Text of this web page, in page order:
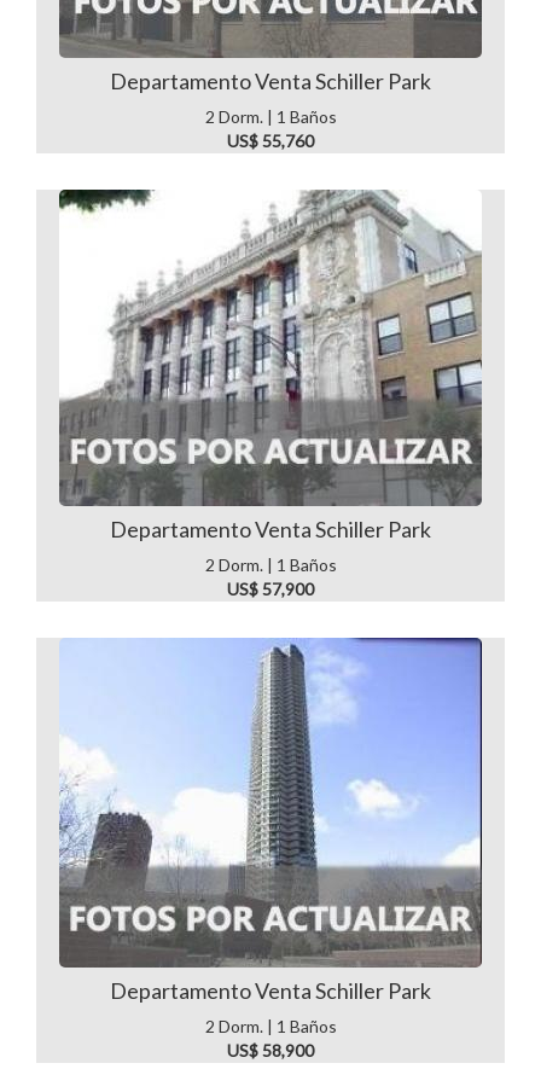
Departamento Venta Schiller Park
2 Dorm. | 1 Baños
US$ 55,760
Departamento Venta Schiller Park
2 Dorm. | 1 Baños
US$ 57,900
Departamento Venta Schiller Park
2 Dorm. | 1 Baños
US$ 58,900